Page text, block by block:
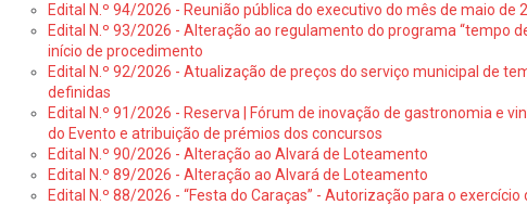
Edital N.º 94/2026 - Reunião pública do executivo do mês de maio de
Edital N.º 93/2026 - Alteração ao regulamento do programa “tempo
início de procedimento
Edital N.º 92/2026 - Atualização de preços do serviço municipal de
definidas
Edital N.º 91/2026 - Reserva | Fórum de inovação de gastronomia e
do Evento e atribuição de prémios dos concursos
Edital N.º 90/2026 - Alteração ao Alvará de Loteamento
Edital N.º 89/2026 - Alteração ao Alvará de Loteamento
Edital N.º 88/2026 - “Festa do Caraças” - Autorização para o